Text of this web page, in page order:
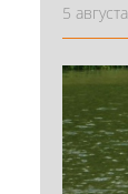
5 августа